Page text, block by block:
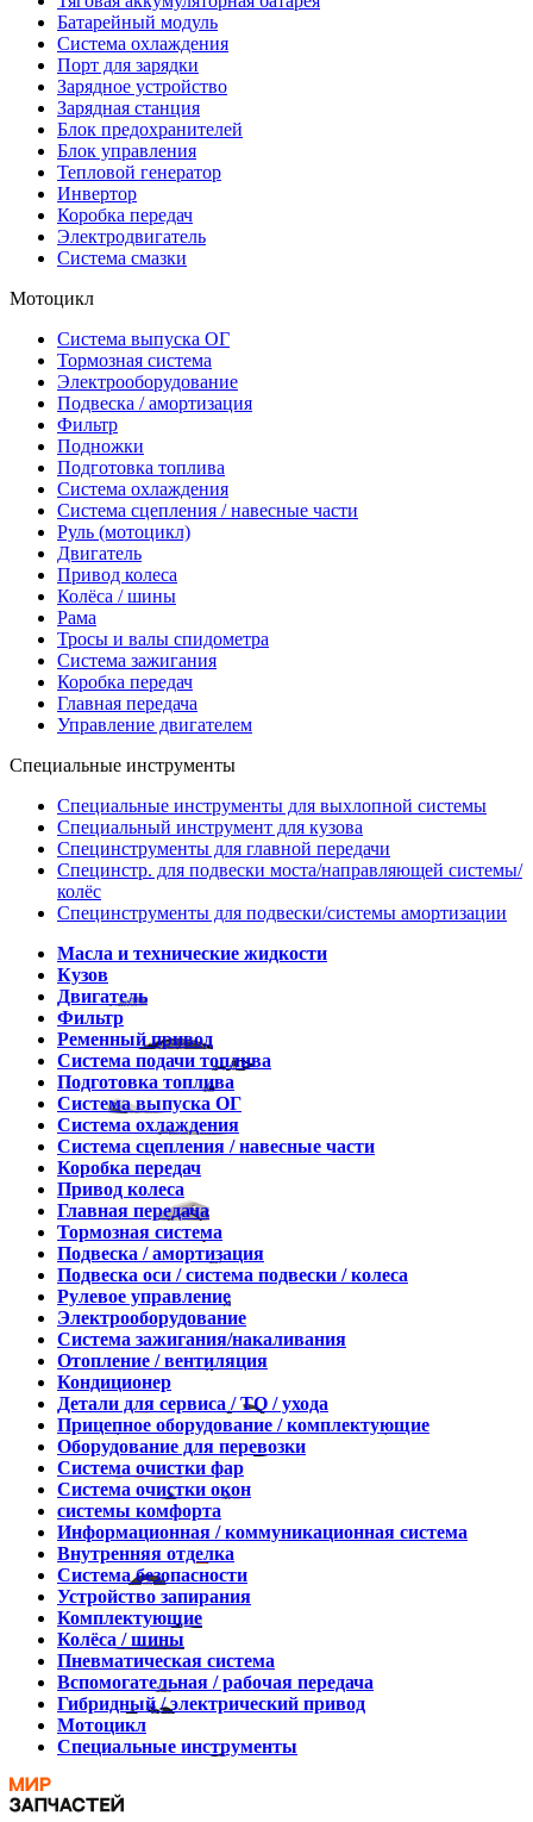
Батарейный модуль
Система охлаждения
Порт для зарядки
Зарядное устройство
Зарядная станция
Блок предохранителей
Блок управления
Тепловой генератор
Инвертор
Коробка передач
Электродвигатель
Система смазки
Мотоцикл
Система выпуска ОГ
Тормозная система
Электрооборудование
Подвеска / амортизация
Фильтр
Подножки
Подготовка топлива
Система охлаждения
Система сцепления / навесные части
Руль (мотоцикл)
Двигатель
Привод колеса
Колёса / шины
Рама
Тросы и валы спидометра
Система зажигания
Коробка передач
Главная передача
Управление двигателем
Специальные инструменты
Специальные инструменты для выхлопной системы
Специальный инструмент для кузова
Специнструменты для главной передачи
Специнстр. для подвески моста/направляющей системы/
колёс
Специнструменты для подвески/системы амортизации
Масла и технические жидкости
Кузов
Двигатель
Фильтр
Ременный привод
Система подачи топлива
Подготовка топлива
Система выпуска ОГ
Система охлаждения
Система сцепления / навесные части
Коробка передач
Привод колеса
Главная передача
Тормозная система
Подвеска / амортизация
Подвеска оси / система подвески / колеса
Рулевое управление
Электрооборудование
Система зажигания/накаливания
Отопление / вентиляция
Кондиционер
Детали для сервиса / ТО / ухода
Прицепное оборудование / комплектующие
Оборудование для перевозки
Система очистки фар
Система очистки окон
системы комфорта
Информационная / коммуникационная система
Внутренняя отделка
Система безопасности
Устройство запирания
Комплектующие
Колёса / шины
Пневматическая система
Вспомогательная / рабочая передача
Гибридный / электрический привод
Мотоцикл
Специальные инструменты